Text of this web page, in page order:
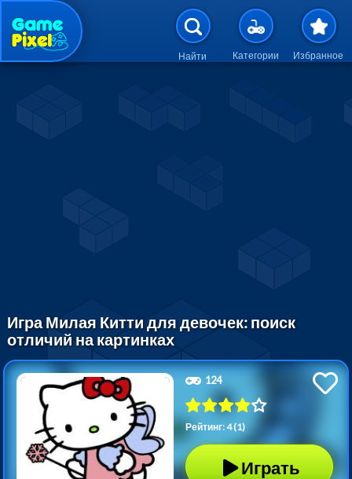
Перейти к основному
Найти Категории Избранное
Игра Милая Китти для девочек: поиск
отличий на картинках
124
Рейтинг: 4 (1)
Играть